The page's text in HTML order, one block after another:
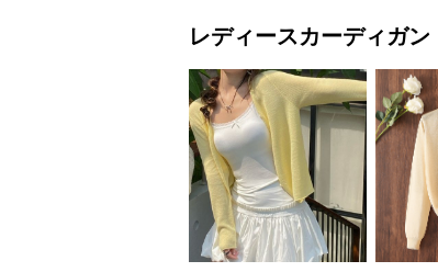
レディースカーディガン